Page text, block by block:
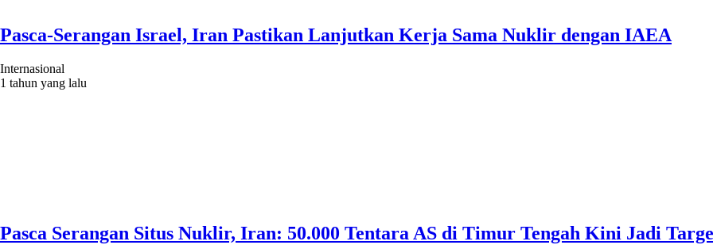
Pasca-Serangan Israel, Iran Pastikan Lanjutkan Kerja Sama Nuklir dengan IAEA
Internasional
1 tahun yang lalu
Pasca Serangan Situs Nuklir, Iran: 50.000 Tentara AS di Timur Tengah Kini Jadi